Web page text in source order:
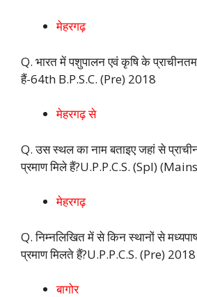
मेहरगढ़
Q. भारत में पशुपालन एवं कृषि के प्राचीनतम
हैं-64th B.P.S.C. (Pre) 2018
मेहरगढ़ से
Q. उस स्थल का नाम बताइए जहां से
प्रमाण मिले हैं?U.P.P.C.S. (Spl)
मेहरगढ़
Q. निम्नलिखित में से किन स्थानों से
प्रमाण मिलते हैं?U.P.P.C.S. (Pre) 2018
बागोर